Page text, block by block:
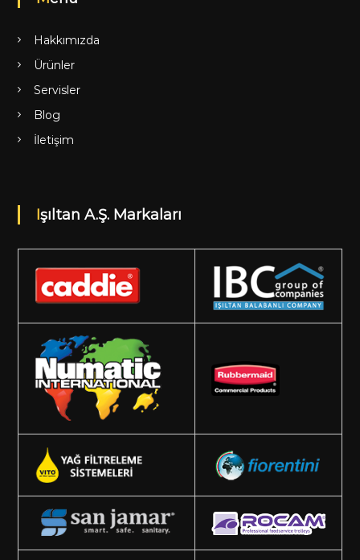
Hakkımızda
Ürünler
Servisler
Blog
İletişim
Işıltan A.Ş. Markaları